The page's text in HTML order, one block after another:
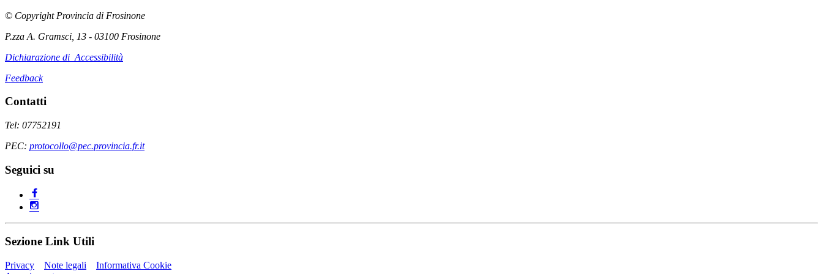
© Copyright Provincia di Frosinone
P.zza A. Gramsci, 13 - 03100 Frosinone
Dichiarazione di Accessibilità
Feedback
Contatti
Tel: 07752191
PEC: protocollo@pec.provincia.fr.it
Seguici su
Sezione Link Utili
Privacy Note legali
Informativa Cookie